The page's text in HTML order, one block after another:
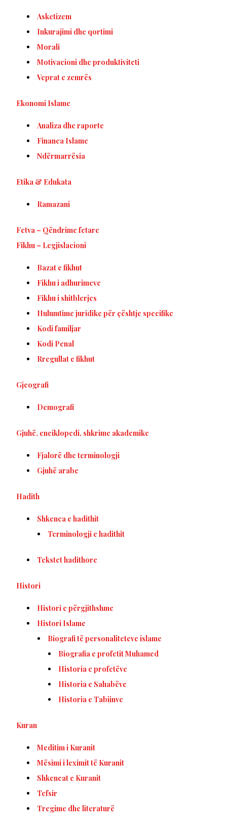
Asketizem
Inkurajimi dhe qortimi
Morali
Motivacioni dhe produktiviteti
Veprat e zemrës
Ekonomi Islame
Analiza dhe raporte
Financa Islame
Ndërmarrësia
Etika & Edukata
Ramazani
Fetva – Qëndrime fetare
Fikhu – Legjislacioni
Bazat e fikhut
Fikhu i adhurimeve
Fikhu i shitblerjes
Hulumtime juridike për çështje specifike
Kodi familjar
Kodi Penal
Rregullat e fikhut
Gjeografi
Demografi
Gjuhë, enciklopedi, shkrime akademike
Fjalorë dhe terminologji
Gjuhë arabe
Hadith
Shkenca e hadithit
Terminologji e hadithit
Tekstet hadithore
Histori
Histori e përgjithshme
Histori Islame
Biografi të personaliteteve islame
Biografia e profetit Muhamed
Historia e profetëve
Historia e Sahabëve
Historia e Tabiinve
Kuran
Meditim i Kuranit
Mësimi i leximit të Kuranit
Shkencat e Kuranit
Tefsir
Tregime dhe literaturë